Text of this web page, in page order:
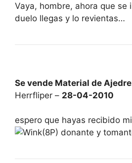
Vaya, hombre, ahora que se
duelo llegas y lo revientas…
Se vende Material de
Herrfliper – 28-04-2010
espero que hayas recibido
(8P) donante y